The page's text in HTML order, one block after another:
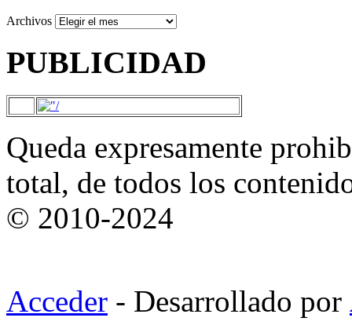
Archivos
PUBLICIDAD
Queda expresamente
total, de todos los
© 2010-2024
Acceder - Desarrollado por